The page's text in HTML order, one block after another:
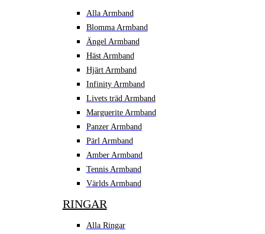
Alla Armband
Blomma Armband
Ängel Armband
Häst Armband
Hjärt Armband
Infinity Armband
Livets träd Armband
Marguerite Armband
Panzer Armband
Pärl Armband
Amber Armband
Tennis Armband
Världs Armband
RINGAR
Alla Ringar